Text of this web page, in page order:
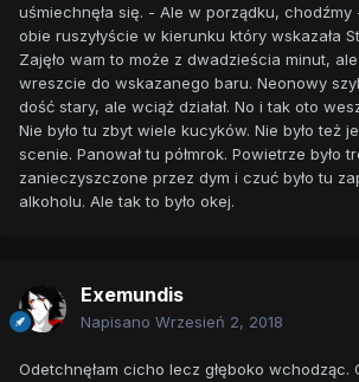
uśmiechnęła się. - Ale w porządku, chodźmy
obie ruszyłyście w kierunku który wskazała
Zajęło wam to może z dwadzieścia minut,
wreszcie do wskazanego baru. Neonowy
dość stary, ale wciąż działał. No i tak oto
Nie było tu zbyt wiele kucyków. Nie było też
scenie. Panował tu półmrok. Powietrze było
zanieczyszczone przez dym i czuć było tu
alkoholu. Ale tak to było okej.
Exemundis
Napisano Wrzesień 2, 2018
Odetchnęłam cicho lecz głęboko wchodząc.